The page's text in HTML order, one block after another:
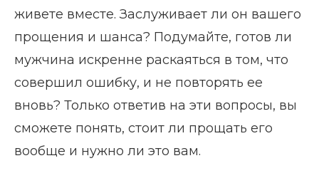
живете вместе. Заслуживает ли он вашего
прощения и шанса? Подумайте, готов ли
мужчина искренне раскаяться в том, что
совершил ошибку, и не повторять ее
вновь? Только ответив на эти вопросы, вы
сможете понять, стоит ли прощать его
вообще и нужно ли это вам.